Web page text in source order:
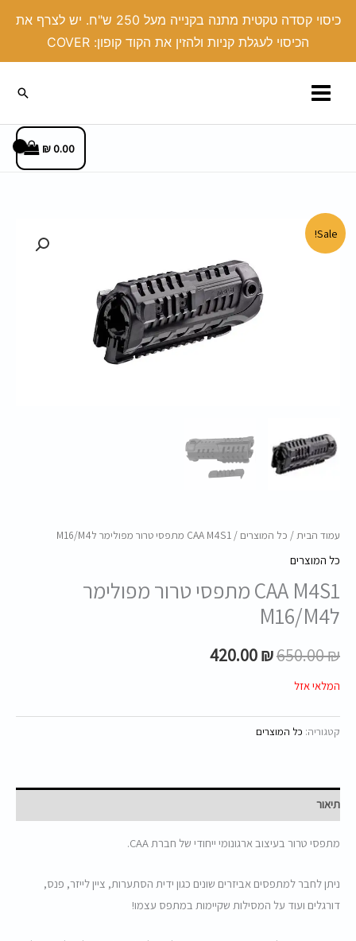
כיסוי קסדה טקטית מתנה בקנייה מעל 250 ש"ח. יש לצרף את
הכיסוי לעגלת קניות ולהזין את הקוד קופון: COVER
חיפוש
0.00
₪
Sale!
עמוד הבית/ כל המוצרים / CAA M4S1 מתפסי טרור מפולימר לM16/M4
כל המוצרים
CAA M4S1 מתפסי טרור מפולימר
לM16/M4
650.00₪
המקורי
היה:
650.00 ₪.
420.00₪
הנוכחי
הוא:
420.00 ₪.
המלאי אזל
קטגוריה: כל המוצרים
תיאור
מתפסי טרור בעיצוב ארגונומי ייחודי של חברת CAA.
ניתן לחבר למתפסים אביזרים שונים כגון ידית הסתערות, ציין לייזר, פנס,
דורגלים ועוד על המסילות שקיימות במתפס עצמו!